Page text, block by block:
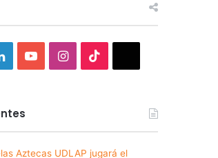
LinkedInYouTubeInstagram
Aztecas UDLAP jugará el